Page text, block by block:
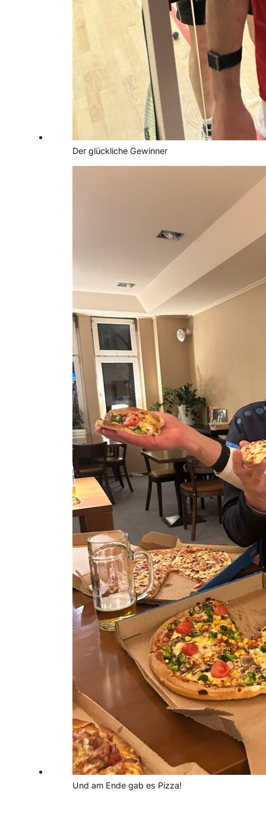
Der glückliche Gewinner
Und am Ende gab es Pizza!